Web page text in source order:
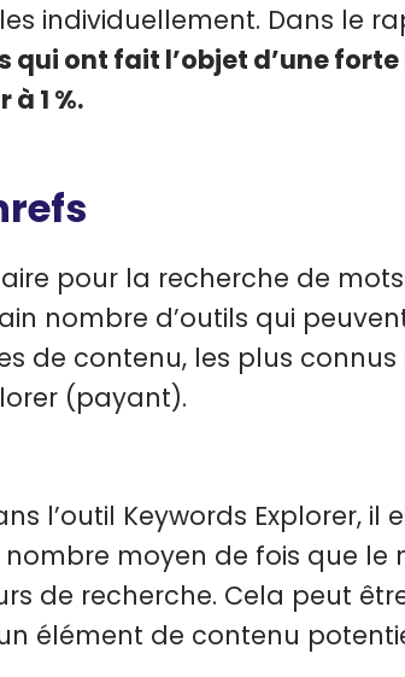
individuellement. Dans le
qui ont fait l’objet d’une
1 %.
pour la recherche de
nombre d’outils qui
de contenu, les plus connus
(payant).
l’outil Keywords Explorer, il
moyen de fois que le
de recherche. Cela peut
élément de contenu